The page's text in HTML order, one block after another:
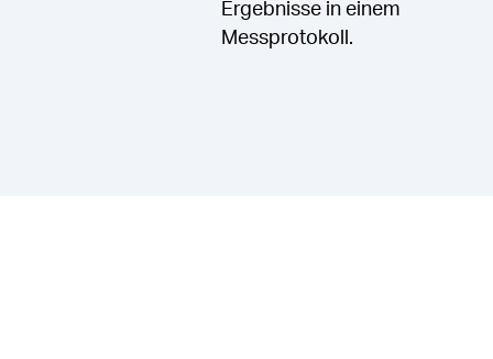
Ergebnisse in einem
Messprotokoll.